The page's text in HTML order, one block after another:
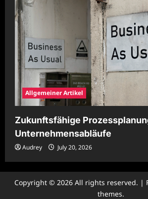
Allgemeiner Artikel
Zukunftsfähige
Unternehmensabläufe
Audrey July 20, 2026
Copyright © 2026 All rights reserved. |
themes.